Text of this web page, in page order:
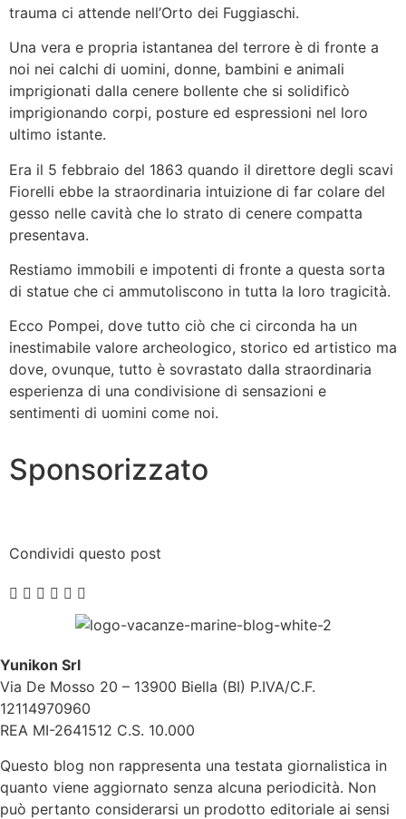
trauma ci attende nell’Orto dei Fuggiaschi.
Una vera e propria istantanea del terrore è di fronte a
noi nei calchi di uomini, donne, bambini e animali
imprigionati dalla cenere bollente che si solidificò
imprigionando corpi, posture ed espressioni nel loro
ultimo istante.
Era il 5 febbraio del 1863 quando il direttore degli scavi
Fiorelli ebbe la straordinaria intuizione di far colare del
gesso nelle cavità che lo strato di cenere compatta
presentava.
Restiamo immobili e impotenti di fronte a questa sorta
di statue che ci ammutoliscono in tutta la loro tragicità.
Ecco Pompei, dove tutto ciò che ci circonda ha un
inestimabile valore archeologico, storico ed artistico ma
dove, ovunque, tutto è sovrastato dalla straordinaria
esperienza di una condivisione di sensazioni e
sentimenti di uomini come noi.
Sponsorizzato
Condividi questo post
Yunikon Srl
Via De Mosso 20 – 13900 Biella (BI) P.IVA/C.F.
12114970960
REA MI-2641512 C.S. 10.000
Questo blog non rappresenta una testata giornalistica in
quanto viene aggiornato senza alcuna periodicità. Non
può pertanto considerarsi un prodotto editoriale ai sensi